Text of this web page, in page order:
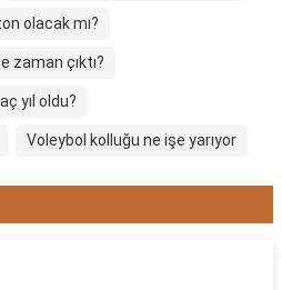
olacak mı?
zaman çıktı?
yıl oldu?
Voleybol kolluğu ne işe yarıyor